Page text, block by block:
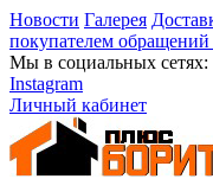
Новости Галерея
покупателем
Мы в социальных сетях:
Instagram
Личный кабинет